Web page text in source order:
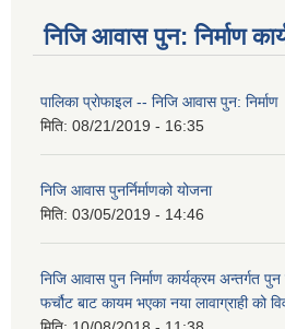
निजि आवास पुन: निर्माण
पालिका प्राेफाइल -- निजि आवास पुन: निर्माण
मिति: 08/21/2019 - 16:35
निजि आवास पुनर्निर्माणको योजना
मिति: 03/05/2019 - 14:46
निजि आवास पुन निर्माण कार्यक्रम अन्तर्गत
फर्चौट बाट कायम भएका नया लावाग्राही को